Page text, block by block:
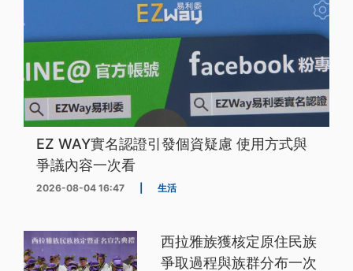
EZ WAY實名認證引發個資疑慮 使用方式與
爭議內容一次看
2026-08-04 16:47 生活
西拉雅族獲核定原住民族
爭取過程與族群分布一次